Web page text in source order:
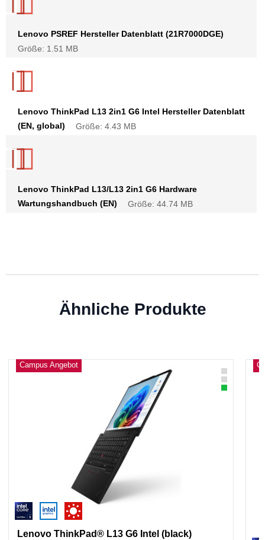
Lenovo PSREF Hersteller Datenblatt (21R7000DGE)
Größe: 1.51 MB
Lenovo ThinkPad L13 2in1 G6 Intel Hersteller Datenblatt
(EN, global)
Größe: 4.43 MB
Lenovo ThinkPad L13/L13 2in1 G6 Hardware
Wartungshandbuch (EN)
Größe: 44.74 MB
Ähnliche Produkte
Campus Angebot
Lenovo ThinkPad® L13 G6 Intel (black)